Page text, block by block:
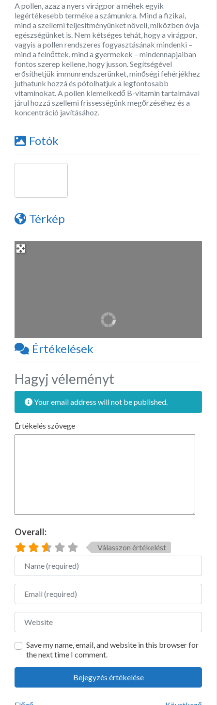
A pollen, azaz a nyers virágpor a méhek egyik
legértékesebb terméke a számunkra. Mind a fizikai,
mind a szellemi teljesítményünket növeli, miközben óvja
egészségünket is. Nem kétséges tehát, hogy a virágpor,
vagyis a pollen rendszeres fogyasztásának mindenki –
mind a felnőttek, mind a gyermekek – mindennapjaiban
fontos szerep kellene, hogy jusson. Segítségével
erősíthetjük immunrendszerünket, minőségi fehérjékhez
juthatunk hozzá és pótolhatjuk a legfontosabb
vitaminokat. A pollen kiemelkedő B-vitamin tartalmával
járul hozzá szellemi frissességünk megőrzéséhez és a
koncentráció javításához.
Fotók
Térkép
Értékelések
Hagyj véleményt
Your email address will not be published.
Értékelés szövege
Overall:
Válasszon értékelést
Name
Email
Website
Save my name, email, and website in this browser for
the next time I comment.